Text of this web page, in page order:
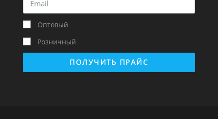
Оптовый
Розничный
ПОЛУЧИТЬ ПРАЙС